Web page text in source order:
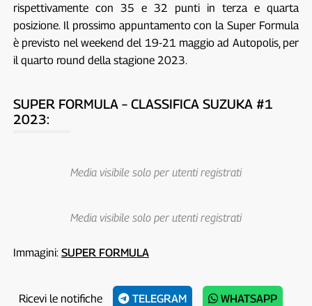
rispettivamente con 35 e 32 punti in terza e quarta
posizione. Il prossimo appuntamento con la Super Formula
è previsto nel weekend del 19-21 maggio ad Autopolis, per
il quarto round della stagione 2023.
SUPER FORMULA – CLASSIFICA SUZUKA #1
2023:
Media visibile solo per utenti registrati
Media visibile solo per utenti registrati
Immagini: SUPER FORMULA
Ricevi le notifiche TELEGRAM WHATSAPP